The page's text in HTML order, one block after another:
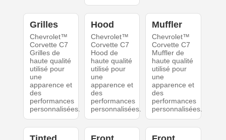
Grilles
Chevrolet™
Corvette C7
Grilles de
haute qualité
utilisé pour
une
apparence et
des
performances
personnalisées.
Hood
Chevrolet™
Corvette C7
Hood de
haute qualité
utilisé pour
une
apparence et
des
performances
personnalisées.
Muffler
Chevrolet™
Corvette C7
Muffler de
haute qualité
utilisé pour
une
apparence et
des
performances
personnalisées.